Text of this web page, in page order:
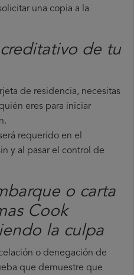
una copia a la
de tu
de residencia, necesitas
eres para iniciar
requerido en el
y al pasar el control de
o carta
Cook
la culpa
o denegación de
que demuestre que